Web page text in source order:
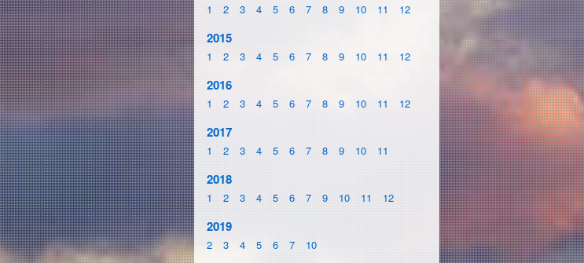
1 2 3 4 5 6 7 8 9 10 11 12
2015
1 2 3 4 5 6 7 8 9 10 11 12
2016
1 2 3 4 5 6 7 8 9 10 11 12
2017
1 2 3 4 5 6 7 8 9 10 11
2018
1 2 3 4 5 6 7 9 10 11 12
2019
2 3 4 5 6 7 10